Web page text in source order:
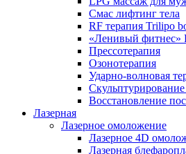
Смас лифтинг тела
RF терапия Trilipo
«Ленивый фитнес»
Прессотерапия
Озонотерапия
Ударно-волновая
Скульптурирование
Восстановление
Лазерная
Лазерное омоложение
Лазерное 4D
Лазерная